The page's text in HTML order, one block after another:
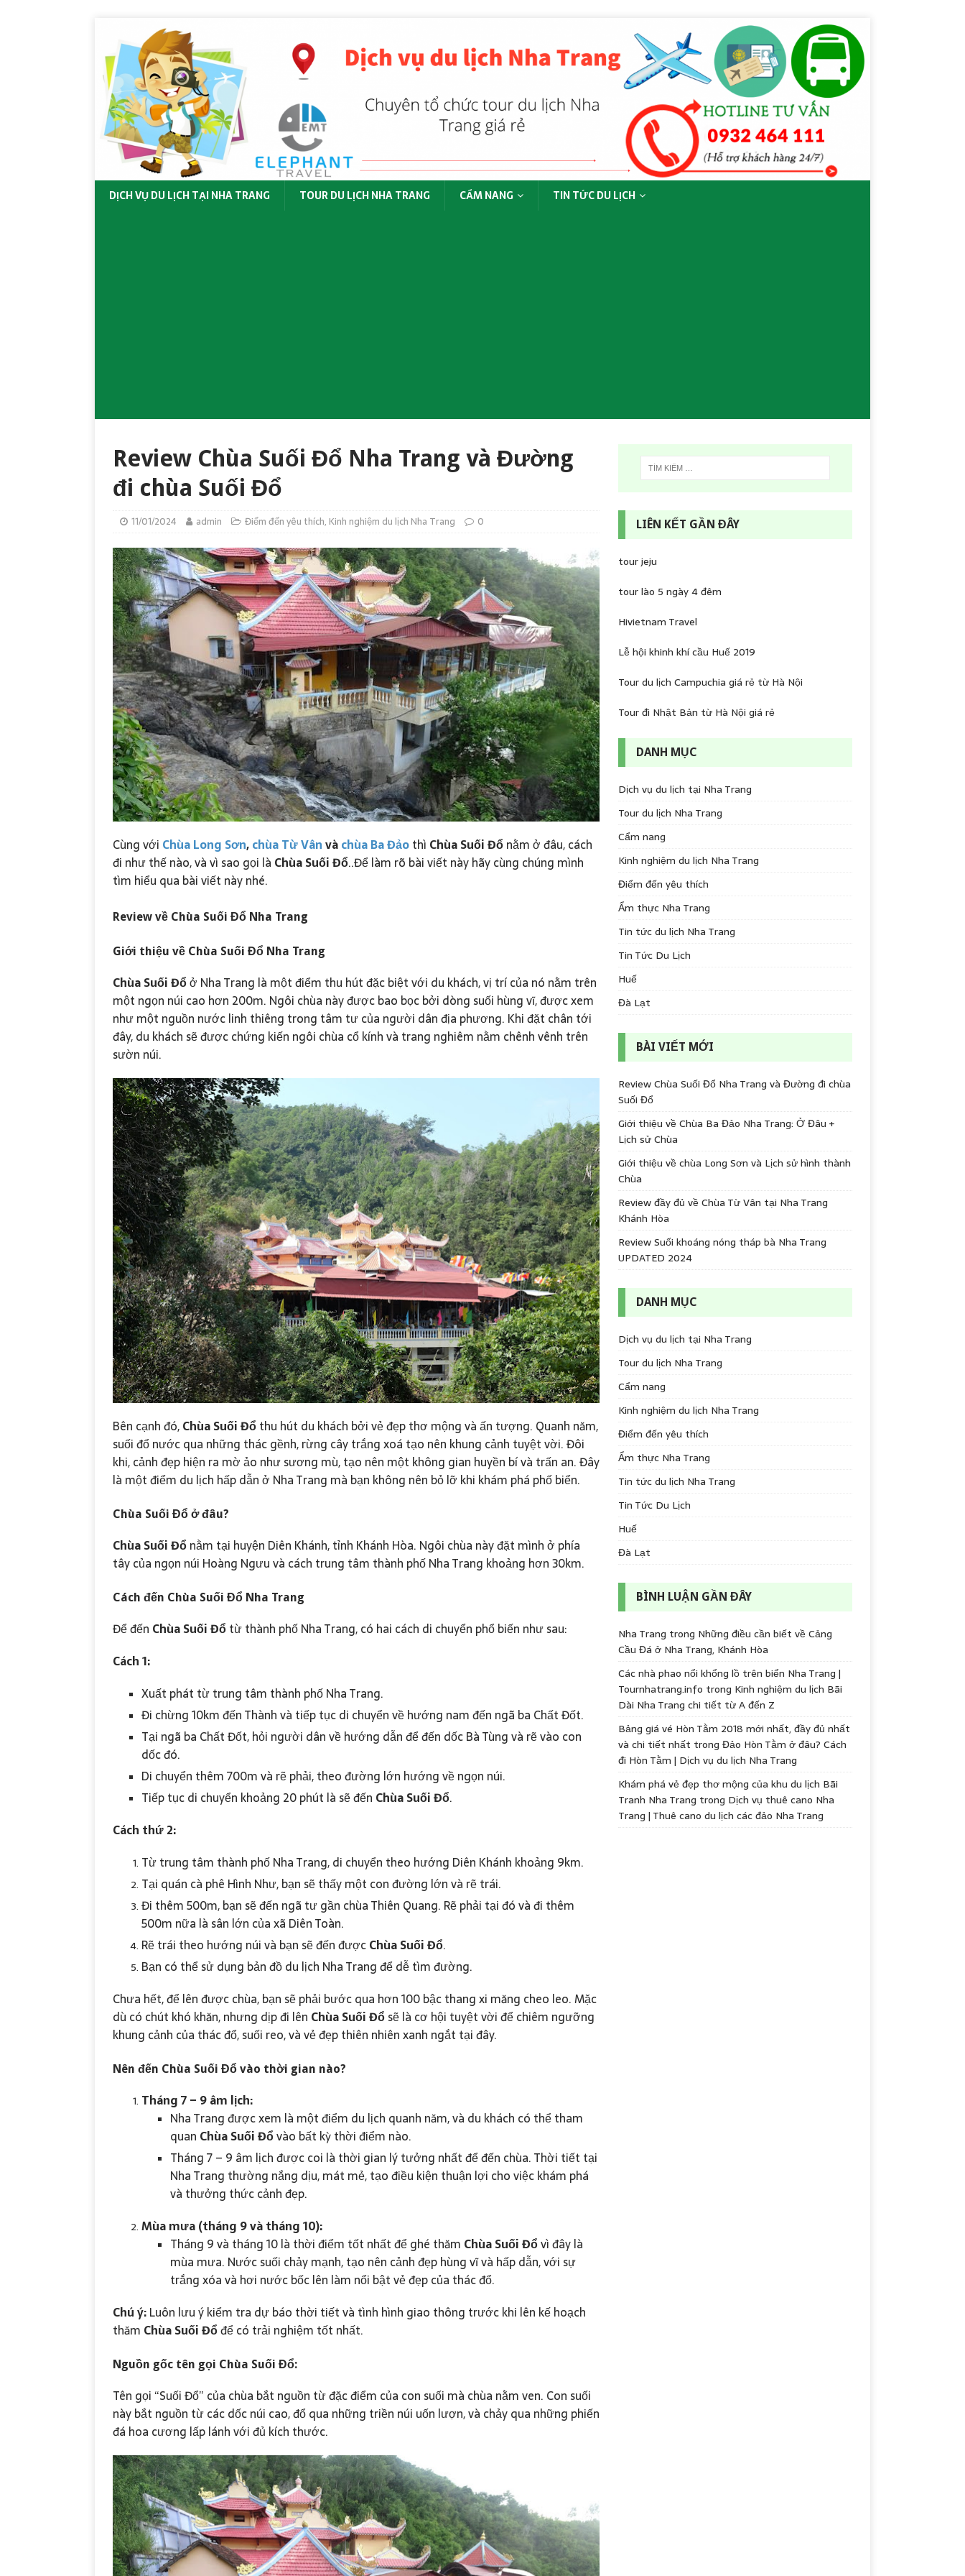
DỊCH VỤ DU LỊCH TẠI NHA TRANG TOUR DU LỊCH NHA TRANG CẨM NANG TIN TỨC DU LỊCH
Review Chùa Suối Đổ Nha Trang và Đường
đi chùa Suối Đổ
11/01/2024 admin Điểm đến yêu thích, Kinh nghiệm du lịch Nha Trang 0
Cùng với Chùa Long Sơn,chùa Từ Vânvàchùa Ba Đảothì Chùa Suối Đổnằm ở đâu, cách
đi như thế nào, và vì sao gọi là Chùa Suối Đổ..Để làm rõ bài viết này hãy cùng chúng mình
tìm hiểu qua bài viết này nhé.
Review về Chùa Suối Đổ Nha Trang
Giới thiệu về Chùa Suối Đổ Nha Trang
Chùa Suối Đổở Nha Trang là một điểm thu hút đặc biệt với du khách, vị trí của nó nằm trên
một ngọn núi cao hơn 200m. Ngôi chùa này được bao bọc bởi dòng suối hùng vĩ, được xem
như một nguồn nước linh thiêng trong tâm tư của người dân địa phương. Khi đặt chân tới
đây, du khách sẽ được chứng kiến ngôi chùa cổ kính và trang nghiêm nằm chênh vênh trên
sườn núi.
Bên cạnh đó,Chùa Suối Đổthu hút du khách bởi vẻ đẹp thơ mộng và ấn tượng. Quanh năm,
suối đổ nước qua những thác gềnh, rừng cây trắng xoá tạo nên khung cảnh tuyệt vời. Đôi
khi, cảnh đẹp hiện ra mờ ảo như sương mù, tạo nên một không gian huyền bí và trấn an. Đây
là một điểm du lịch hấp dẫn ở Nha Trang mà bạn không nên bỏ lỡ khi khám phá phố biển.
Chùa Suối Đổ ở đâu?
Chùa Suối Đổnằm tại huyện Diên Khánh, tỉnh Khánh Hòa. Ngôi chùa này đặt mình ở phía
tây của ngọn núi Hoàng Ngưu và cách trung tâm thành phố Nha Trang khoảng hơn 30km.
Cách đến Chùa Suối Đổ Nha Trang
Để đến Chùa Suối Đổtừ thành phố Nha Trang, có hai cách di chuyển phổ biến như sau:
Cách 1:
Xuất phát từ trung tâm thành phố Nha Trang.
Đi chừng 10km đến Thành và tiếp tục di chuyển về hướng nam đến ngã ba Chất Đốt.
Tại ngã ba Chất Đốt, hỏi người dân về hướng dẫn để đến dốc Bà Tùng và rẽ vào con
dốc đó.
Di chuyển thêm 700m và rẽ phải, theo đường lớn hướng về ngọn núi.
Tiếp tục di chuyển khoảng 20 phút là sẽ đến Chùa Suối Đổ.
Cách thứ 2:
Từ trung tâm thành phố Nha Trang, di chuyển theo hướng Diên Khánh khoảng 9km.
Tại quán cà phê Hình Như, bạn sẽ thấy một con đường lớn và rẽ trái.
Đi thêm 500m, bạn sẽ đến ngã tư gần chùa Thiên Quang. Rẽ phải tại đó và đi thêm
500m nữa là sân lớn của xã Diên Toàn.
Rẽ trái theo hướng núi và bạn sẽ đến đượcChùa Suối Đổ.
Bạn có thể sử dụng bản đồ du lịch Nha Trang để dễ tìm đường.
Chưa hết, để lên được chùa, bạn sẽ phải bước qua hơn 100 bậc thang xi măng cheo leo. Mặc
dù có chút khó khăn, nhưng dịp đi lên Chùa Suối Đổsẽ là cơ hội tuyệt vời để chiêm ngưỡng
khung cảnh của thác đổ, suối reo, và vẻ đẹp thiên nhiên xanh ngắt tại đây.
Nên đến Chùa Suối Đổ vào thời gian nào?
Tháng 7 – 9 âm lịch:
Nha Trang được xem là một điểm du lịch quanh năm, và du khách có thể tham
quan Chùa Suối Đổvào bất kỳ thời điểm nào.
Tháng 7 – 9 âm lịch được coi là thời gian lý tưởng nhất để đến chùa. Thời tiết tại
Nha Trang thường nắng dịu, mát mẻ, tạo điều kiện thuận lợi cho việc khám phá
và thưởng thức cảnh đẹp.
Mùa mưa (tháng 9 và tháng 10):
Tháng 9 và tháng 10 là thời điểm tốt nhất để ghé thăm Chùa Suối Đổvì đây là
mùa mưa. Nước suối chảy mạnh, tạo nên cảnh đẹp hùng vĩ và hấp dẫn, với sự
trắng xóa và hơi nước bốc lên làm nổi bật vẻ đẹp của thác đổ.
Chú ý:Luôn lưu ý kiểm tra dự báo thời tiết và tình hình giao thông trước khi lên kế hoạch
thăm Chùa Suối Đổđể có trải nghiệm tốt nhất.
Nguồn gốc tên gọi Chùa Suối Đổ:
Tên gọi “Suối Đổ” của chùa bắt nguồn từ đặc điểm của con suối mà chùa nằm ven. Con suối
này bắt nguồn từ các dốc núi cao, đổ qua những triền núi uốn lượn, và chảy qua những phiến
đá hoa cương lấp lánh với đủ kích thước.
LIÊN KẾT GẦN ĐÂY
tour jeju
tour lào 5 ngày 4 đêm
Hivietnam Travel
Lễ hội khinh khí cầu Huế 2019
Tour du lịch Campuchia giá rẻ từ Hà Nội
Tour đi Nhật Bản từ Hà Nội giá rẻ
DANH MỤC
Dịch vụ du lịch tại Nha Trang
Tour du lịch Nha Trang
Cẩm nang
Kinh nghiệm du lịch Nha Trang
Điểm đến yêu thích
Ẩm thực Nha Trang
Tin tức du lịch Nha Trang
Tin Tức Du Lịch
Huế
Đà Lạt
BÀI VIẾT MỚI
Review Chùa Suối Đổ Nha Trang và Đường đi chùa
Suối Đổ
Giới thiệu về Chùa Ba Đảo Nha Trang: Ở Đâu +
Lịch sử Chùa
Giới thiệu về chùa Long Sơn và Lịch sử hình thành
Chùa
Review đầy đủ về Chùa Từ Vân tại Nha Trang
Khánh Hòa
Review Suối khoáng nóng tháp bà Nha Trang
UPDATED 2024
DANH MỤC
Dịch vụ du lịch tại Nha Trang
Tour du lịch Nha Trang
Cẩm nang
Kinh nghiệm du lịch Nha Trang
Điểm đến yêu thích
Ẩm thực Nha Trang
Tin tức du lịch Nha Trang
Tin Tức Du Lịch
Huế
Đà Lạt
BÌNH LUẬN GẦN ĐÂY
Nha Trang trong Những điều cần biết về Cảng
Cầu Đá ở Nha Trang, Khánh Hòa
Các nhà phao nổi khổng lồ trên biển Nha Trang |
Tournhatrang.info trong Kinh nghiệm du lịch Bãi
Dài Nha Trang chi tiết từ A đến Z
Bảng giá vé Hòn Tằm 2018 mới nhất, đầy đủ nhất
và chi tiết nhất trong Đảo Hòn Tằm ở đâu? Cách
đi Hòn Tằm | Dịch vụ du lịch Nha Trang
Khám phá vẻ đẹp thơ mộng của khu du lịch Bãi
Tranh Nha Trang trong Dịch vụ thuê cano Nha
Trang | Thuê cano du lịch các đảo Nha Trang